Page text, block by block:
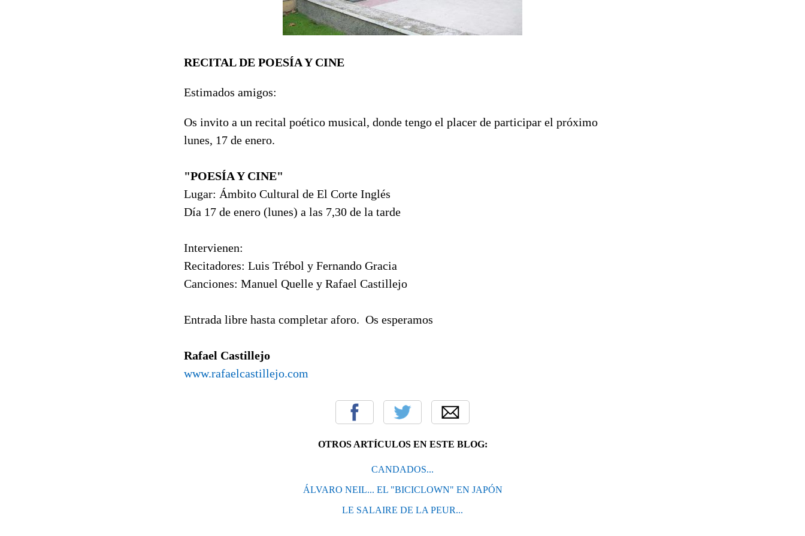
RECITAL DE POESÍA Y CINE
Estimados amigos:
Os invito a un recital poético musical, donde tengo el placer de participar el próximo
lunes, 17 de enero.
"POESÍA Y CINE"
Lugar: Ámbito Cultural de El Corte Inglés
Día 17 de enero (lunes) a las 7,30 de la tarde
Intervienen:
Recitadores: Luis Trébol y Fernando Gracia
Canciones: Manuel Quelle y Rafael Castillejo
Entrada libre hasta completar aforo. Os esperamos
Rafael Castillejo
www.rafaelcastillejo.com
OTROS ARTÍCULOS EN ESTE BLOG:
CANDADOS...
ÁLVARO NEIL... EL "BICICLOWN" EN JAPÓN
LE SALAIRE DE LA PEUR...